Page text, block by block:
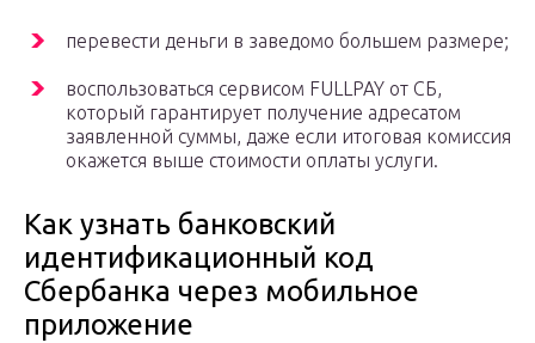
перевести деньги в заведомо большем размере;
воспользоваться сервисом FULLPAY от СБ,
который гарантирует получение адресатом
заявленной суммы, даже если итоговая комиссия
окажется выше стоимости оплаты услуги.
Как узнать банковский
идентификационный код
Сбербанка через мобильное
приложение